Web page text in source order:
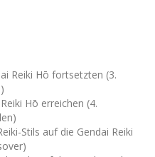
Reiki Hō fortsetzten (3.
Hō erreichen (4.
Stils auf die Gendai Reiki